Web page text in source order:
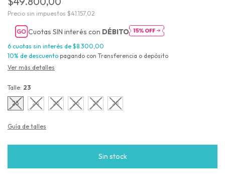
Precio sin impuestos $41.157,02
Cuotas SIN interés con DÉBITO
6 cuotas sin interés de $8.300,00
10% de descuento pagando con Transferencia o depósito
Ver más detalles
Talle: 23
23 24 25 26 27 28
Guía de talles